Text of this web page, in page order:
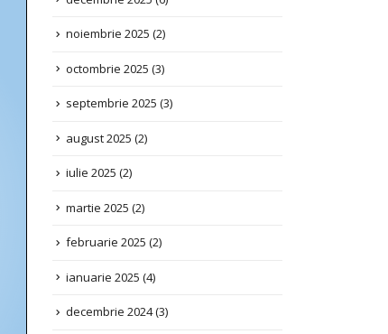
octombrie 2025 (3)
septembrie 2025(3)
august 2025 (2)
iulie 2025(2)
martie 2025(2)
februarie 2025
ianuarie 2025(4)
decembrie 2024(3)
noiembrie 2024(8)